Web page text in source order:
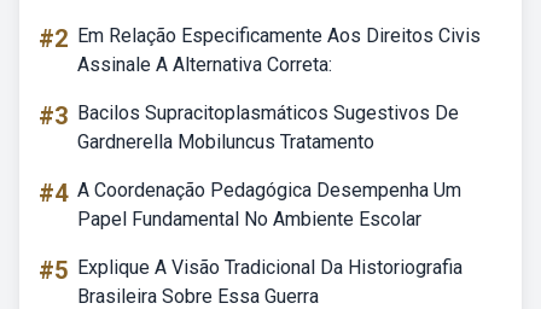
#2 Em Relação Especificamente Aos Direitos Civis
Assinale A Alternativa Correta:
#3 Bacilos Supracitoplasmáticos Sugestivos De
Gardnerella Mobiluncus Tratamento
#4 A Coordenação Pedagógica Desempenha Um
Papel Fundamental No Ambiente Escolar
#5 Explique A Visão Tradicional Da Historiografia
Brasileira Sobre Essa Guerra